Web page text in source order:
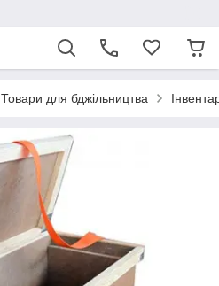
Товари для бджільництва